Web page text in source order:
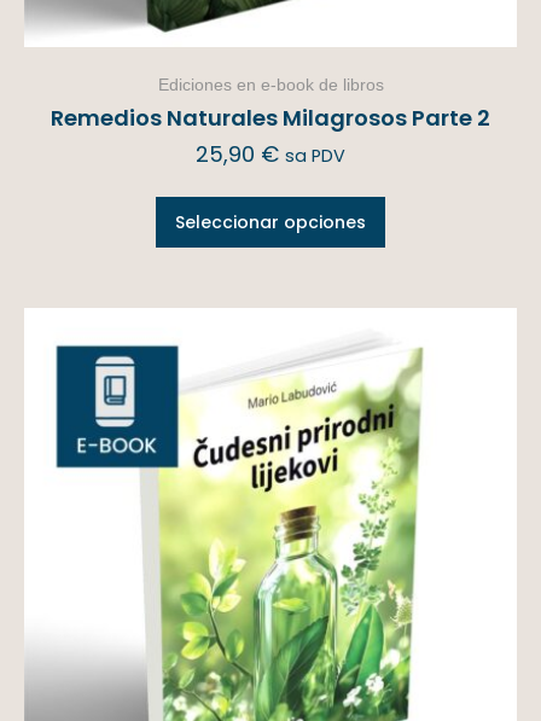
Ediciones en e-book de libros
Remedios Naturales Milagrosos Parte 2
25,90 € sa PDV
Seleccionar opciones